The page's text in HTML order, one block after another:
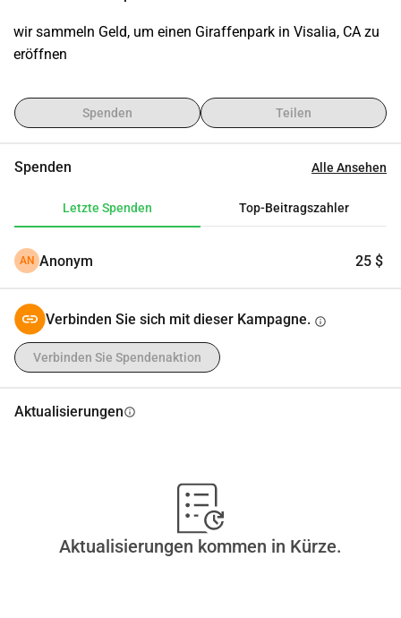
wir sammeln Geld, um einen Giraffenpark in Visalia, CA zu
eröffnen
Spenden Teilen
Spenden Alle Ansehen
Letzte Spenden Top-Beitragszahler
AN Anonym 25 $
Verbinden Sie sich mit dieser Kampagne. info
Verbinden Sie Spendenaktion
Aktualisierungeninfo
Aktualisierungen kommen in Kürze.